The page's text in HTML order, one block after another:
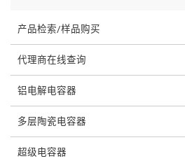
产品检索/样品购买
代理商在线查询
铝电解电容器
多层陶瓷电容器
超级电容器